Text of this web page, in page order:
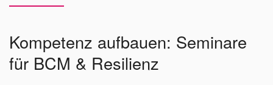
Kompetenz aufbauen: Seminare
für BCM & Resilienz